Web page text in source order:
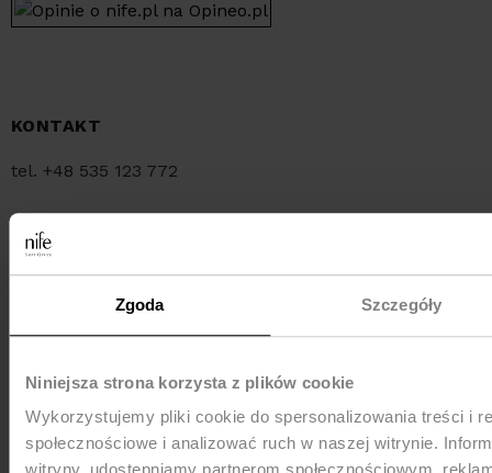
Zgoda Szczegóły
Niniejsza strona korzysta z plików cookie
Wykorzystujemy pliki cookie do spersonalizowania treści i
społecznościowe i analizować ruch w naszej witrynie.
KONTAKT
tel. +48 535 123 772
tel. +48 34 321 30 55
MEDIA e-mail:pr@nife.pl
WYSYŁKA